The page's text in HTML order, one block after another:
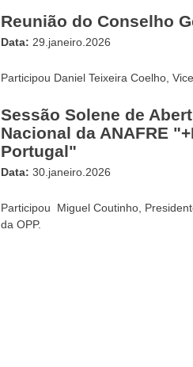
Reunião do Conselho
Data: 29.janeiro.2026
Participou Daniel Teixeira Coelho,
Sessão Solene de
Nacional da ANAFRE
Portugal"
Data: 30.janeiro.2026
Participou Miguel Coutinho,
da OPP.